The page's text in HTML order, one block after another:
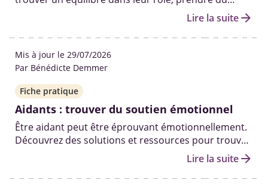
recul, se ressourcer, et prévenir l'épuisement
physique et émotionnel souvent associé à leur rôle.
Lire la suitearrow_forward
Mis à jour le 29/07/2026
Par Bénédicte Demmer
Fiche pratique
Aidants : trouver du soutien émotionnel
Être aidant peut être éprouvant émotionnellement.
Découvrez des solutions et ressources pour trouver
du soutien psychologique, échanger avec d’autres
aidants et tenir le coup moralement sur la durée.
Lire la suitearrow_forward